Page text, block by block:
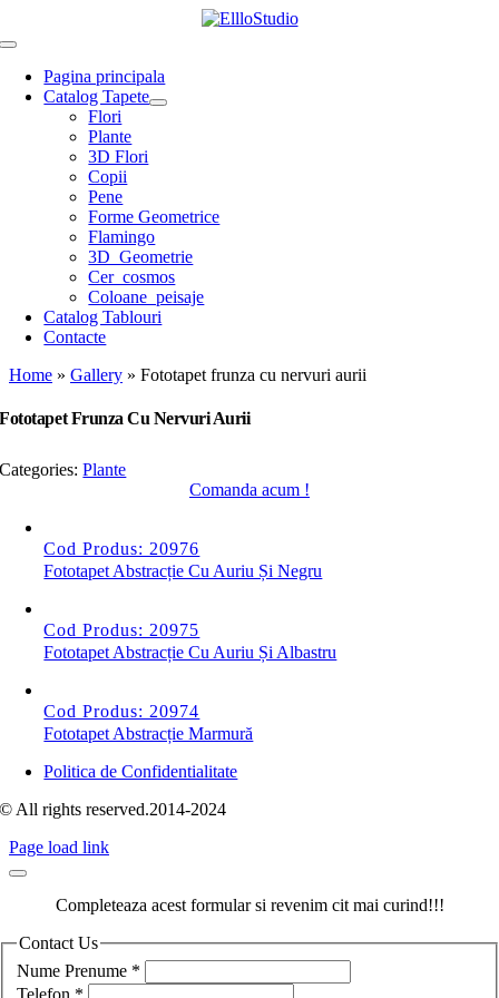
to
Toggle
NavigationPagina principala
Catalog Tapete
Flori
Plante
3D Flori
Copii
Pene
Forme Geometrice
Flamingo
3D_Geometrie
Cer_cosmos
Coloane_peisaje
Catalog Tablouri
Contacte
Home » Gallery » Fototapet frunza cu nervuri aurii
Fototapet Frunza Cu Nervuri Aurii
Categories:Plante
Comanda acum !
Cod Produs: 20976
Fototapet Abstracție Cu Auriu Și Negru
Cod Produs: 20975
Fototapet Abstracție Cu Auriu Și Albastru
Cod Produs: 20974
Fototapet Abstracție Marmură
Politica de Confidentialitate
© All rights reserved.2014-2024
Page load link
Completeaza acest formular si revenim cit mai curind!!!
Contact Us
Nume Prenume *
Telefon *